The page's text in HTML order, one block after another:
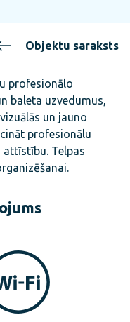
Objektu saraksts
profesionālo
baleta uzvedumus,
un jauno
profesionālu
Telpas